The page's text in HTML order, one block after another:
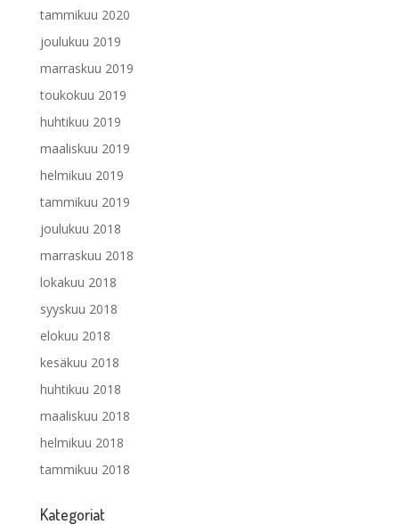
tammikuu 2020
joulukuu 2019
marraskuu 2019
toukokuu 2019
huhtikuu 2019
maaliskuu 2019
helmikuu 2019
tammikuu 2019
joulukuu 2018
marraskuu 2018
lokakuu 2018
syyskuu 2018
elokuu 2018
kesäkuu 2018
huhtikuu 2018
maaliskuu 2018
helmikuu 2018
tammikuu 2018
Kategoriat